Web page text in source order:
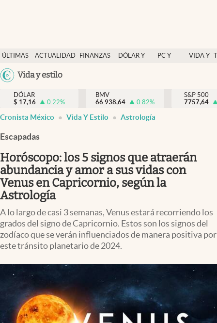
ÚLTIMAS
NOTICIAS
ACTUALIDAD
FINANZAS
DÓLAR Y
PC Y
VIDA Y
México
Vida y estilo
Actualidad
Finanzas y economía
Dólar y mercados
Pc y celular
Vida y estilo
Clima
Espiritualidad
abre en nueva pestaña
DÓLAR
$ 17,16 0.22%
BMV
66.938,64
0.82%
S&P 500
7757,64
Cronista México Vida Y Estilo Astrología
Escapadas
Horóscopo: los 5 signos que atraerán
abundancia y amor a sus vidas con
Venus en Capricornio, según la
Astrología
A lo largo de casi 3 semanas, Venus estará recorriendo los
grados del signo de Capricornio. Estos son los signos del
zodíaco que se verán influenciados de manera positiva por
este tránsito planetario de 2024.